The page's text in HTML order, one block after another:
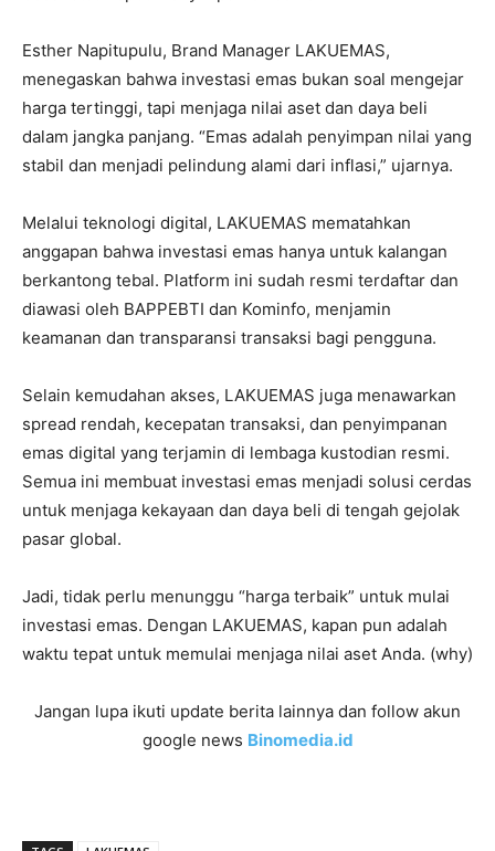
Esther Napitupulu, Brand Manager LAKUEMAS,
menegaskan bahwa investasi emas bukan soal mengejar
harga tertinggi, tapi menjaga nilai aset dan daya beli
dalam jangka panjang. “Emas adalah penyimpan nilai yang
stabil dan menjadi pelindung alami dari inflasi,” ujarnya.
Melalui teknologi digital, LAKUEMAS mematahkan
anggapan bahwa investasi emas hanya untuk kalangan
berkantong tebal. Platform ini sudah resmi terdaftar dan
diawasi oleh BAPPEBTI dan Kominfo, menjamin
keamanan dan transparansi transaksi bagi pengguna.
Selain kemudahan akses, LAKUEMAS juga menawarkan
spread rendah, kecepatan transaksi, dan penyimpanan
emas digital yang terjamin di lembaga kustodian resmi.
Semua ini membuat investasi emas menjadi solusi cerdas
untuk menjaga kekayaan dan daya beli di tengah gejolak
pasar global.
Jadi, tidak perlu menunggu “harga terbaik” untuk mulai
investasi emas. Dengan LAKUEMAS, kapan pun adalah
waktu tepat untuk memulai menjaga nilai aset Anda. (why)
Jangan lupa ikuti update berita lainnya dan follow akun
google news Binomedia.id